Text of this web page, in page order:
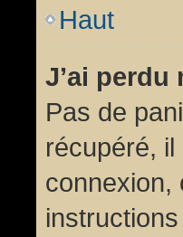
Haut
J’ai perdu
Pas de
récupéré,
connexion,